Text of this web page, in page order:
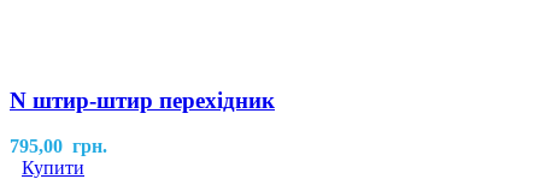
N штир-штир перехідник
795,00 грн.
Купити